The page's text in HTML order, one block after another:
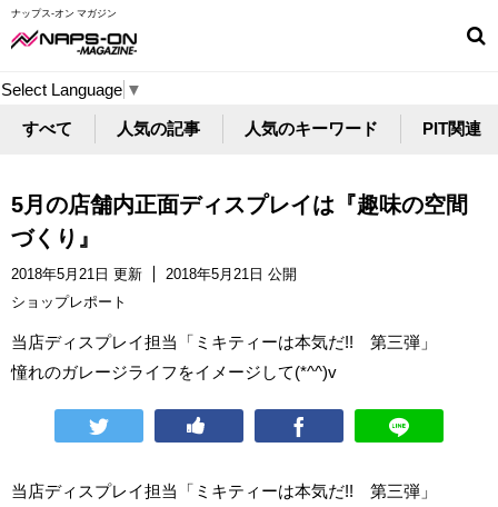
ナップス-オン マガジン
Select Language ▼
すべて 人気の記事 人気のキーワード PIT関連
5月の店舗内正面ディスプレイは『趣味の空間
づくり』
2018年5月21日 更新
2018年5月21日 公開
ショップレポート
当店ディスプレイ担当「ミキティーは本気だ!! 第三弾」
憧れのガレージライフをイメージして(*^^)v
当店ディスプレイ担当「ミキティーは本気だ!! 第三弾」